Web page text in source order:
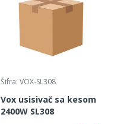
Šifra: VOX-SL308
Vox usisivač sa kesom
2400W SL308